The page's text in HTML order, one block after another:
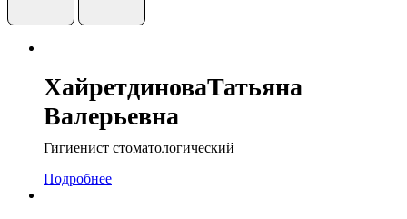
ХайретдиноваТатьяна
Валерьевна
Гигиенист стоматологический
Подробнее